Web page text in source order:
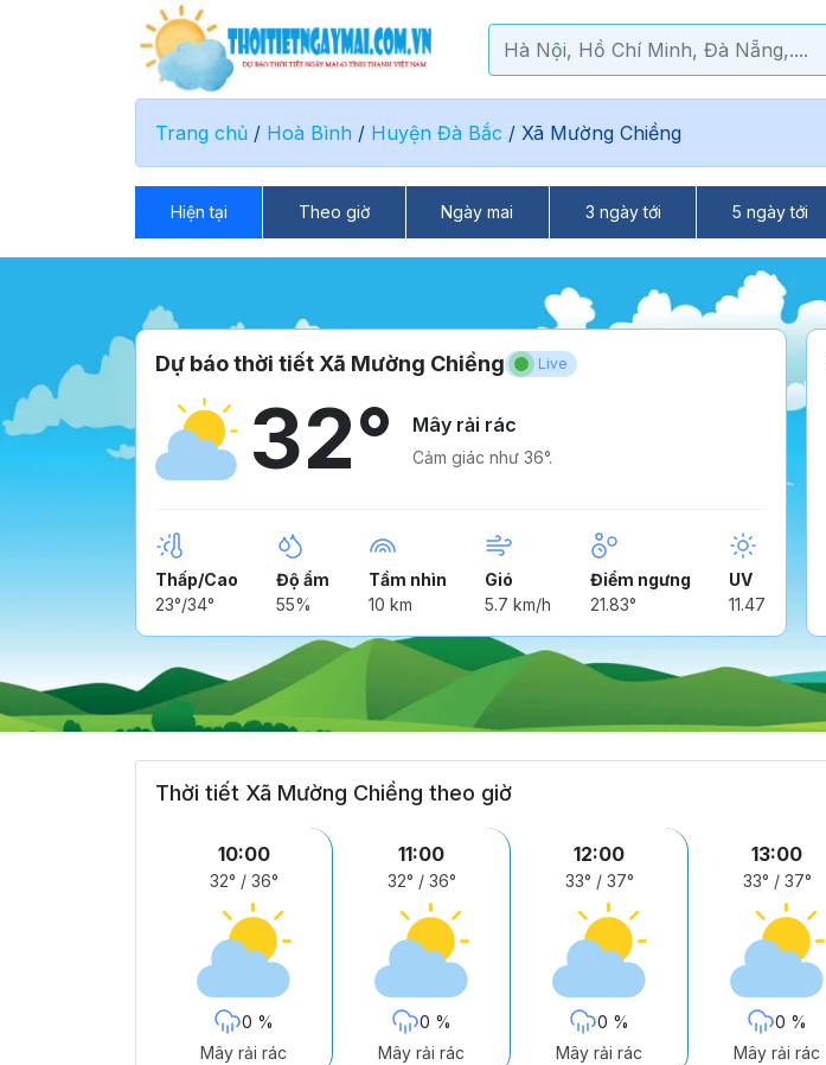
Trang chủ / Hoà Bình / Huyện Đà Bắc / Xã Mường Chiềng
Hiện tại Theo giờ Ngày mai 3 ngày tới 5 ngày tới
Dự báo thời tiết Xã Mường Chiềng Live
32° Mây rải rác
Cảm giác như 36°.
Thấp/Cao
23°/34°
Độ ẩm
55%
Tầm nhìn
10 km
Gió
5.7 km/h
Điểm ngưng
21.83°
UV
11.47
Thời tiết Xã Mường Chiềng theo giờ
10:00
32° / 36°
0 %
Mây rải rác
11:00
32° / 36°
0 %
Mây rải rác
12:00
33° / 37°
0 %
Mây rải rác
13:00
33° / 37°
0 %
Mây rải rác